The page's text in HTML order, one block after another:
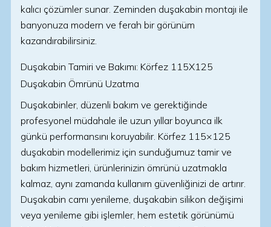
kalıcı çözümler sunar. Zeminden duşakabin montajı ile
banyonuza modern ve ferah bir görünüm
kazandırabilirsiniz.
Duşakabin Tamiri ve Bakımı: Körfez 115X125
Duşakabin Ömrünü Uzatma
Duşakabinler, düzenli bakım ve gerektiğinde
profesyonel müdahale ile uzun yıllar boyunca ilk
günkü performansını koruyabilir. Körfez 115×125
duşakabin modellerimiz için sunduğumuz tamir ve
bakım hizmetleri, ürünlerinizin ömrünü uzatmakla
kalmaz, aynı zamanda kullanım güvenliğinizi de artırır.
Duşakabin camı yenileme, duşakabin silikon değişimi
veya yenileme gibi işlemler, hem estetik görünümü